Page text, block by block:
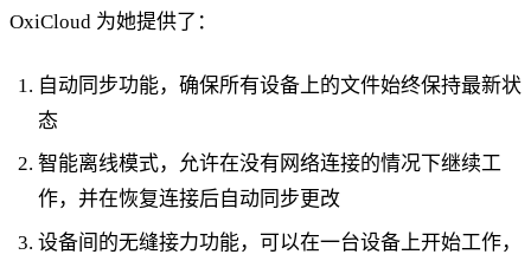
OxiCloud 为她提供了：
自动同步功能，确保所有设备上的文件始终保持最新状
态
智能离线模式，允许在没有网络连接的情况下继续工
作，并在恢复连接后自动同步更改
设备间的无缝接力功能，可以在一台设备上开始工作，